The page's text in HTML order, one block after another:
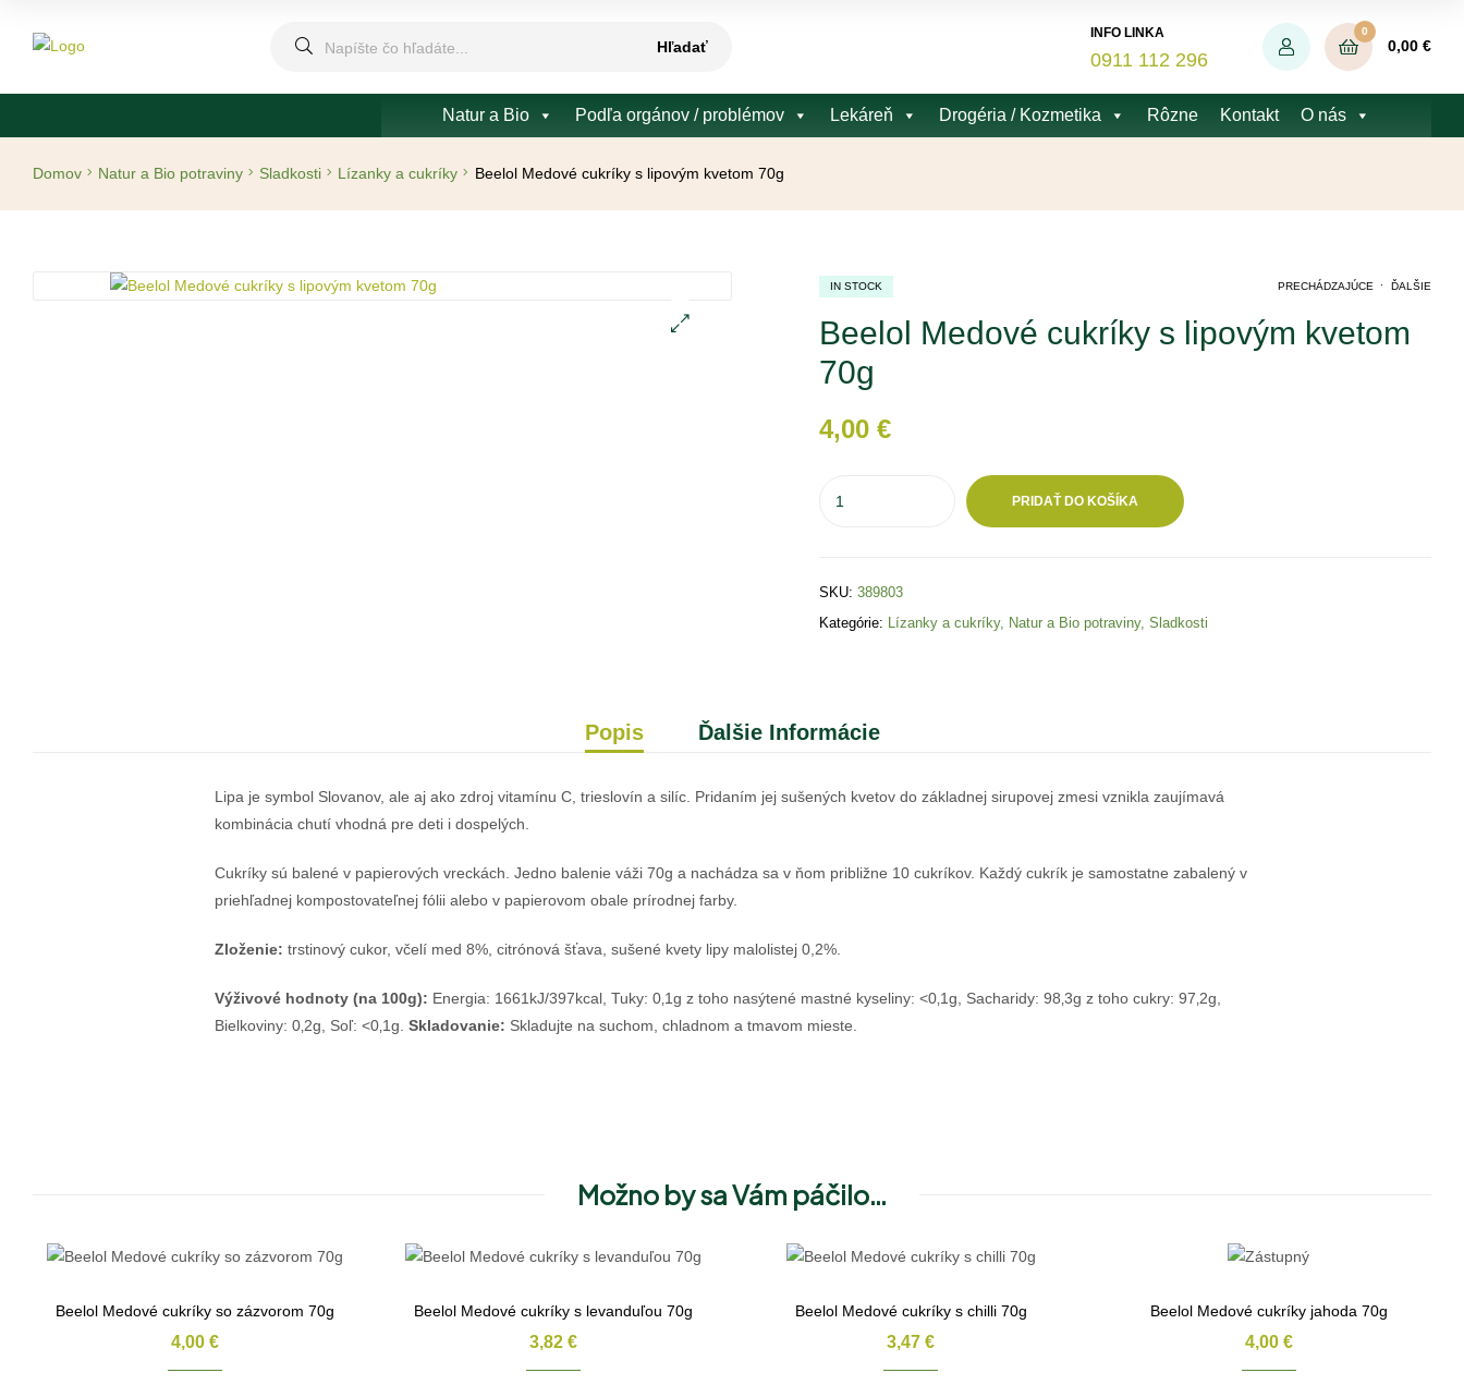
Hľadať
INFO LINKA
0911 112 296
0
0,00 €
Natur a Bio Podľa orgánov / problémov Lekáreň Drogéria / Kozmetika Rôzne Kontakt O nás
Domov Natur a Bio potraviny Sladkosti Lízanky a cukríky Beelol Medové cukríky s lipovým kvetom 70g
PRECHÁDZAJÚCE ĎALŠIE
IN STOCK
Beelol Medové cukríky s lipovým kvetom
70g
4,00 €
PRIDAŤ DO KOŠÍKA
SKU: 389803
Kategórie: Lízanky a cukríky, Natur a Bio potraviny, Sladkosti
Popis Ďalšie Informácie
Lipa je symbol Slovanov, ale aj ako zdroj vitamínu C, trieslovín a silíc. Pridaním jej sušených kvetov do základnej sirupovej zmesi vznikla zaujímavá
kombinácia chutí vhodná pre deti i dospelých.
Cukríky sú balené v papierových vreckách. Jedno balenie váži 70g a nachádza sa v ňom približne 10 cukríkov. Každý cukrík je samostatne zabalený v
priehľadnej kompostovateľnej fólii alebo v papierovom obale prírodnej farby.
Zloženie: trstinový cukor, včelí med 8%, citrónová šťava, sušené kvety lipy malolistej 0,2%.
Výživové hodnoty (na 100g): Energia: 1661kJ/397kcal, Tuky: 0‚1g z toho nasýtené mastné kyseliny: <0‚1g, Sacharidy: 98‚3g z toho cukry: 97‚2g,
Bielkoviny: 0‚2g, Soľ: <0‚1g. Skladovanie: Skladujte na suchom, chladnom a tmavom mieste.
Možno by sa Vám páčilo…
Beelol Medové cukríky so zázvorom 70g
4,00€
Beelol Medové cukríky s levanduľou 70g
3,82 €
Beelol Medové cukríky s chilli 70g
3,47€
Beelol Medové cukríky jahoda 70g
4,00 €